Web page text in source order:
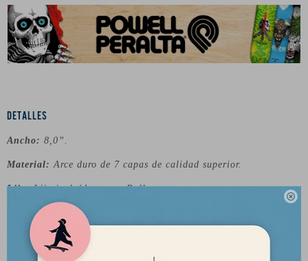

DETALLES
Ancho: 8,0”.
Material: Arce duro de 7 capas de calidad superior.
Lija:Lija incluída marca Bullet
Sobre la marca: